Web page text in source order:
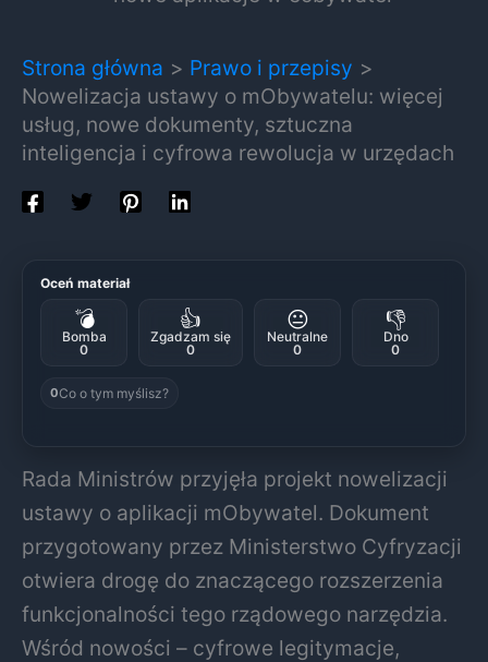
Strona główna
Prawo i przepisy
Nowelizacja ustawy o mObywatelu: więcej
usług, nowe dokumenty, sztuczna
inteligencja i cyfrowa rewolucja w urzędach
Oceń materiał
💣
Bomba
0
👍
Zgadzam się
0
😐
Neutralne
0
👎
Dno
0
0Co o tym myślisz?
Rada Ministrów przyjęła projekt nowelizacji
ustawy o aplikacji mObywatel. Dokument
przygotowany przez Ministerstwo Cyfryzacji
otwiera drogę do znaczącego rozszerzenia
funkcjonalności tego rządowego narzędzia.
Wśród nowości – cyfrowe legitymacje,